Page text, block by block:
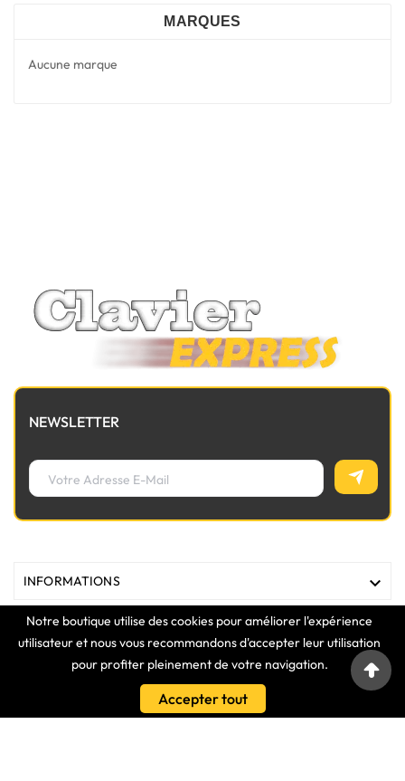
Notre boutique utilise des cookies pour améliorer l'expérience
utilisateur et nous vous recommandons d'accepter leur utilisation
pour profiter pleinement de votre navigation.
Accepter tout
MARQUES
Aucune marque
NEWSLETTER
INFORMATIONS 
MAGASIN 

VOTRE COMPTE 